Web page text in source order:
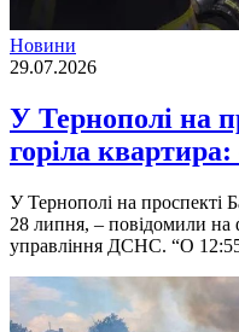
Новини
29.07.2026
У Тернополі на
горіла
У Тернополі на проспекті
28 липня, – повідомили на
управління ДСНС. “О